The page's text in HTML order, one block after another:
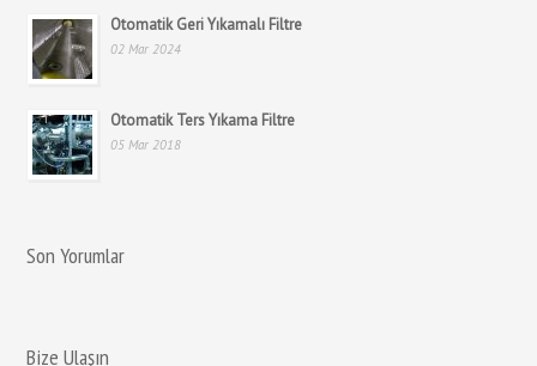
Otomatik Geri Yıkamalı Filtre
02 Mar 2024
Otomatik Ters Yıkama Filtre
05 Mar 2018
Son Yorumlar
Bize Ulaşın